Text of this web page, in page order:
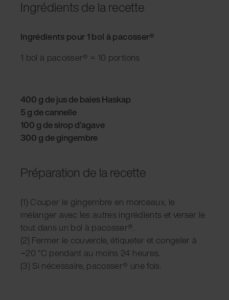
Ingrédients de la recette
Ingrédients pour 1 bol à pacosser®
1 bol à pacosser® = 10 portions
400 g de jus de baies Haskap
5 g de cannelle
100 g de sirop d'agave
300 g de gingembre
Préparation de la recette
(1) Couper le gingembre en morceaux, le
mélanger avec les autres ingrédients et verser le
tout dans un bol à pacosser®.
(2) Fermer le couvercle, étiqueter et congeler à
−20 °C pendant au moins 24 heures.
(3) Si nécessaire, pacosser® une fois.